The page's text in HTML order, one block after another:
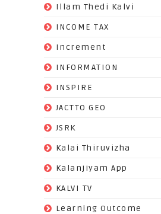
Illam Thedi Kalvi
INCOME TAX
Increment
INFORMATION
INSPIRE
JACTTO GEO
JSRK
Kalai Thiruvizha
Kalanjiyam App
KALVI TV
Learning Outcome